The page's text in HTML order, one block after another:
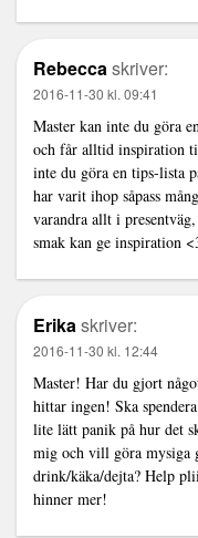
Rebeccaskriver:
2016-11-30 kl. 09:41
Master kan inte du göra
och får alltid inspiration
inte du göra en tips-lista
har varit ihop såpass
varandra allt i
smak kan ge inspiration
Erikaskriver:
2016-11-30 kl. 12:44
Master! Har du gjort
hittar ingen! Ska
lite lätt panik på hur det
mig och vill göra mysiga
drink/käka/dejta? Help
hinner mer!